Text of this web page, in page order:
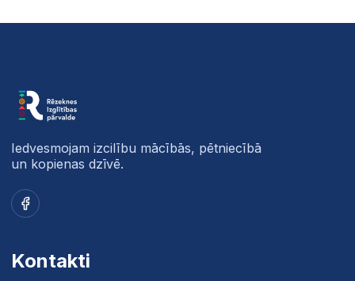
Iedvesmojam izcilību mācībās, pētniecībā
un kopienas dzīvē.
Facebook
Kontakti